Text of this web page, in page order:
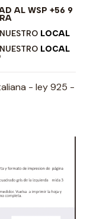
AL WSP +56 9
LOCAL
LOCAL
- ley 925 -